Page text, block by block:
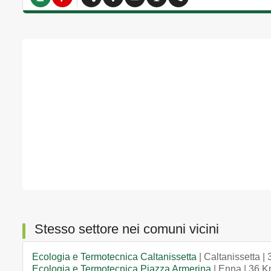
Stesso settore nei comuni vicini
Ecologia e Termotecnica Caltanissetta | Caltanissetta |
Ecologia e Termotecnica Piazza Armerina | Enna | 36